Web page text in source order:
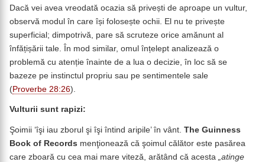
Dacă vei avea vreodată ocazia să privești de aproape un vultur,
observă modul în care își folosește ochii. El nu te privește
superficial; dimpotrivă, pare să scruteze orice amănunt al
înfățișării tale. În mod similar, omul înțelept analizează o
problemă cu atenție înainte de a lua o decizie, în loc să se
bazeze pe instinctul propriu sau pe sentimentele sale
(Proverbe 28:26).
Vulturii sunt rapizi:
Şoimii ‘îşi iau zborul şi îşi întind aripile’ în vânt. The Guinness
Book of Records menţionează că şoimul călător este pasărea
care zboară cu cea mai mare viteză, arătând că acesta
„atinge